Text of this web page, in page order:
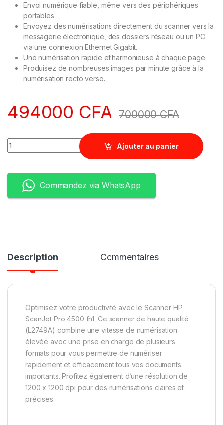
Envoi numérique fiable, même vers des périphériques
portables
Envoyez des numérisations directement du scanner vers la
messagerie électronique, des dossiers réseau ou un PC
via une connexion Ethernet Gigabit.
Une numérisation rapide et harmonieuse à chaque page
Produisez de nombreuses images par minute grâce à la
numérisation recto verso.
494000 CFA 700000CFA
Quantity
Ajouter au panier
Commandez via WhatsApp
Description Commentaires
Optimisez votre productivité avec le Scanner HP
ScanJet Pro 4500 fn1. Ce scanner de haute qualité
(L2749A) combine une vitesse de numérisation
élevée avec une prise en charge de plusieurs
formats pour vous permettre de numériser
rapidement et efficacement tous vos documents
importants. Profitez également d’une résolution de
1200 x 1200 dpi pour des numérisations claires et
précises.